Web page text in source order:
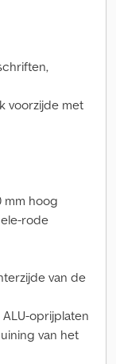
voorzijde met
mm hoog
rode
van de
oprijplaten
van het